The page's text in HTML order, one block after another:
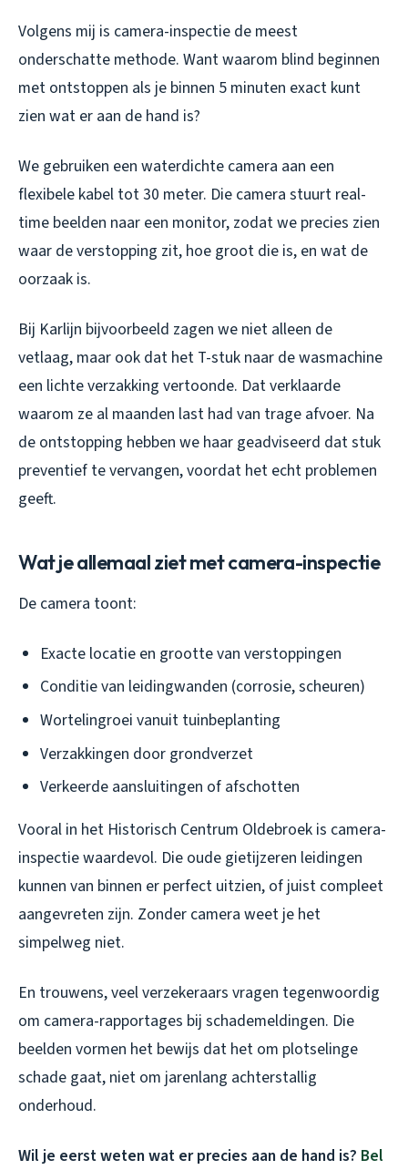
Volgens mij is camera-inspectie de meest
onderschatte methode. Want waarom blind beginnen
met ontstoppen als je binnen 5 minuten exact kunt
zien wat er aan de hand is?
We gebruiken een waterdichte camera aan een
flexibele kabel tot 30 meter. Die camera stuurt real-
time beelden naar een monitor, zodat we precies zien
waar de verstopping zit, hoe groot die is, en wat de
oorzaak is.
Bij Karlijn bijvoorbeeld zagen we niet alleen de
vetlaag, maar ook dat het T-stuk naar de wasmachine
een lichte verzakking vertoonde. Dat verklaarde
waarom ze al maanden last had van trage afvoer. Na
de ontstopping hebben we haar geadviseerd dat stuk
preventief te vervangen, voordat het echt problemen
geeft.
Wat je allemaal ziet met camera-inspectie
De camera toont:
Exacte locatie en grootte van verstoppingen
Conditie van leidingwanden (corrosie, scheuren)
Wortelingroei vanuit tuinbeplanting
Verzakkingen door grondverzet
Verkeerde aansluitingen of afschotten
Vooral in het Historisch Centrum Oldebroek is camera-
inspectie waardevol. Die oude gietijzeren leidingen
kunnen van binnen er perfect uitzien, of juist compleet
aangevreten zijn. Zonder camera weet je het
simpelweg niet.
En trouwens, veel verzekeraars vragen tegenwoordig
om camera-rapportages bij schademeldingen. Die
beelden vormen het bewijs dat het om plotselinge
schade gaat, niet om jarenlang achterstallig
onderhoud.
Wil je eerst weten wat er precies aan de hand is? Bel